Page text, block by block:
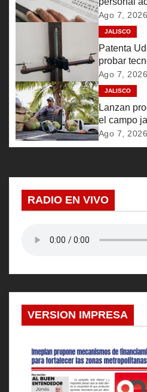
n
e
e
n
t
a
d
Ago 7, 2026
JALISCO
Patenta
probar
Ago 7, 2026
JALISCO
Lanzan
el campo
Ago 7, 2026
RADIO EN VIVO
VERSION IMPRESA